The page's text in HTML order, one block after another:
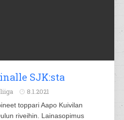
SJK:sta
8.1.2021
toppari Aapo Kuivilan
riveihin. Lainasopimus